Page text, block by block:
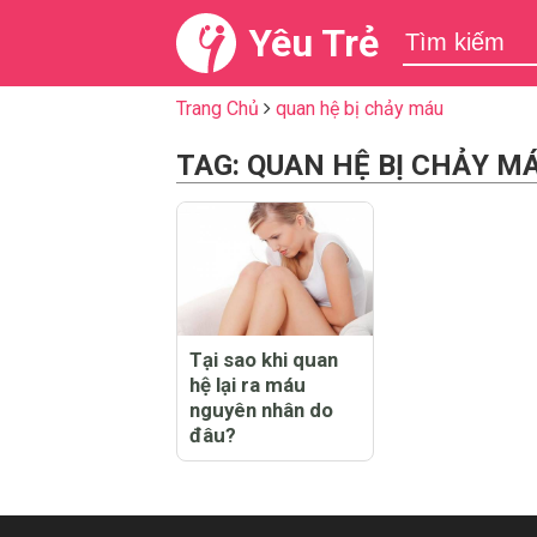
Yêu Trẻ
Trang Chủ quan hệ bị chảy máu
TAG: QUAN HỆ BỊ CHẢY
Tại sao khi quan
hệ lại ra máu
nguyên nhân do
đâu?